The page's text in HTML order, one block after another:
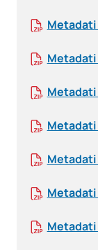
Metadati
Metadati
Metadati